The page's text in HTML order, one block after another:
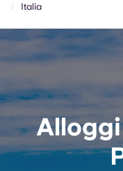
Chi siamo
Altro
Català
Italia